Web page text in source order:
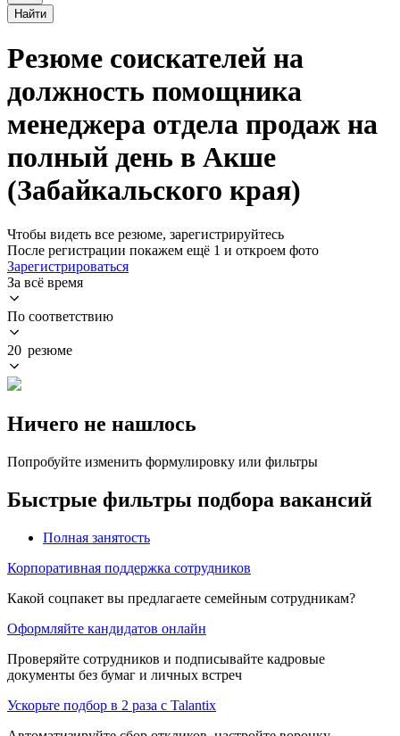
Найти
Резюме соискателей на
должность помощника
менеджера отдела продаж на
полный день в Акше
(Забайкальского края)
Чтобы видеть все резюме, зарегистрируйтесь
После регистрации покажем ещё 1 и откроем фото
Зарегистрироваться
За всё время
По соответствию
20 резюме
Ничего не нашлось
Попробуйте изменить формулировку или фильтры
Быстрые фильтры подбора вакансий
Полная занятость
Корпоративная поддержка сотрудников
Какой соцпакет вы предлагаете семейным сотрудникам?
Оформляйте кандидатов онлайн
Проверяйте сотрудников и подписывайте кадровые
документы без бумаг и личных встреч
Ускорьте подбор в 2 раза с Talantix